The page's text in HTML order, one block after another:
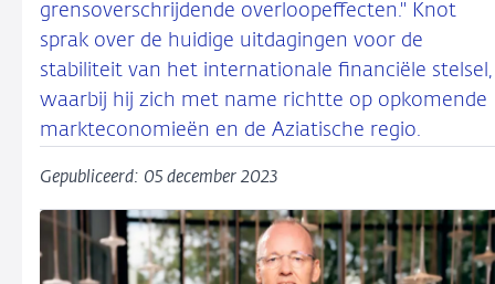
grensoverschrijdende overloopeffecten." Knot
sprak over de huidige uitdagingen voor de
stabiliteit van het internationale financiële stelsel,
waarbij hij zich met name richtte op opkomende
markteconomieën en de Aziatische regio.
Gepubliceerd: 05 december 2023